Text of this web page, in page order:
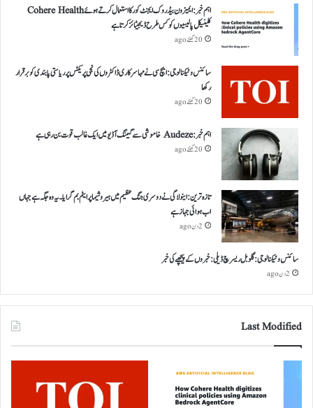
اہم خبر: ایمیزون بیڈروک ایجنٹ کور کا استعمال کرتے ہوئے Cohere Health
کلینیکل پالیسیوں کو کس طرح ڈیجیٹائز کرتا ہے
20 گھنٹے ago
سائنس و ٹیکنالوجی: ایچ سی نے مہا سرکاری ڈاکٹروں کی نجی پریکٹس پر ریاستی پابندی کو برقرار
رکھا
20 گھنٹے ago
اہم خبر: Audeze خاموشی سے گیمنگ آڈیو میں ایک غالب قوت بن رہی ہے
20 گھنٹے ago
تازہ ترین: اینولا گی نے دوسری جنگ عظیم میں ہیروشیما پر ایٹم بم گرایا ۔ یہ وہ جگہ ہے جہاں
اب ہوائی جہاز ہے
2 دن ago
سائنس و ٹیکنالوجی: گلوبل ریسرچ ڈیلی: خبروں کے پیچھے کی خبر
2 دن ago
Last Modified